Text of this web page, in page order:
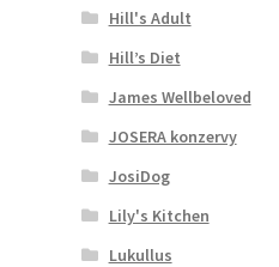
Hill's Adult
Hill’s Diet
James Wellbeloved
JOSERA konzervy
JosiDog
Lily's Kitchen
Lukullus